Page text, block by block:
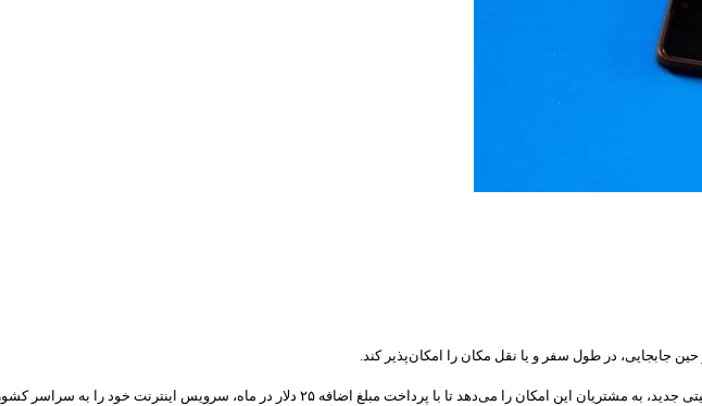
حین جابجایی، در طول سفر و یا نقل مکان را امکان‌پذیر کند.
مبلغ اضافه ۲۵ دلار در ماه، سرویس اینترنت خود را به سراسر کشور منتقل کنند. این شرکت در وب‌سایت خود گفت: